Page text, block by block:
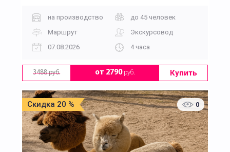
на производство
до 45 человек
Маршрут
Экскурсовод
07.08.2026
4 часа
3488 руб. от 2790руб. Купить
Скидка 20 % 0